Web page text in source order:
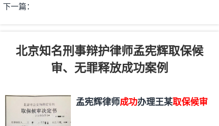
下一篇：
北京知名刑事辩护律师孟宪辉取保候
审、无罪释放成功案例
孟宪辉律师成功办理王某取保候审